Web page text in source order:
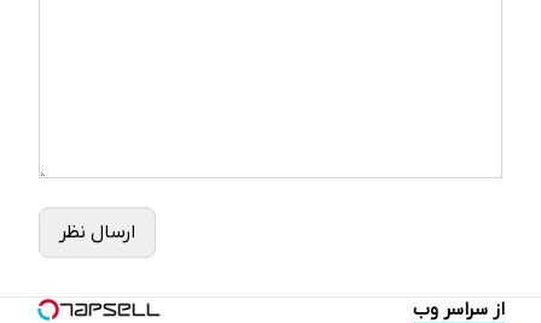
ارسال نظر
از سراسر وب